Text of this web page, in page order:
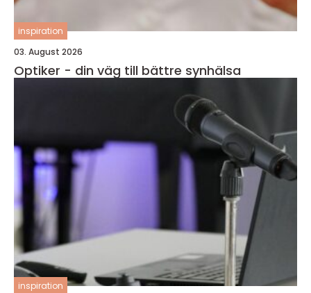
inspiration
03. August 2026
Optiker - din väg till bättre synhälsa
inspiration